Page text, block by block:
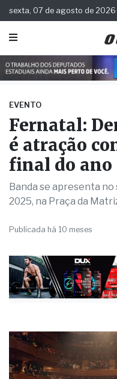
sexta, 07 de agosto de 2026
EVENTO
Fernatal:
é atração
final do ano
2025, na Praça da
Publicada há 10 meses